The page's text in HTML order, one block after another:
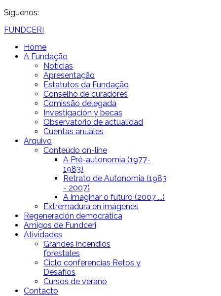
Síguenos:
FUNDCERI
Home
A Fundação
Notícias
Apresentação
Estatutos da Fundação
Conselho de curadores
Comissão delegada
Investigación y becas
Observatorio de actualidad
Cuentas anuales
Arquivo
Conteúdo on-line
A Pré-autonomia (1977-
1983)
Retrato de Autonomia (1983
- 2007)
A imaginar o futuro (2007 ...)
Extremadura en imágenes
Regeneración democrática
Amigos de Fundceri
Atividades
Grandes incendios
forestales
Ciclo conferencias Retos y
Desafíos
Cursos de verano
Contacto